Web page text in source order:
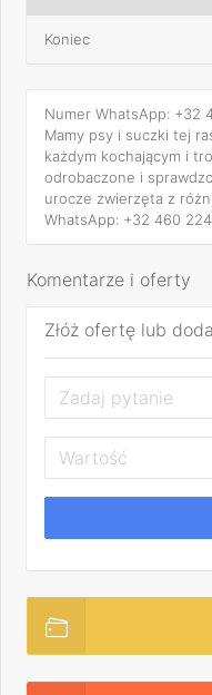
Koniec
Numer WhatsApp: +32
Mamy psy i suczki tej
każdym kochającym i
odrobaczone i
urocze zwierzęta z
WhatsApp: +32 460
Komentarze i oferty
Złóż ofertę lub